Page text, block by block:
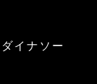
イナソー